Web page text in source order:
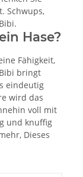
Schwups,
Hase?
Fähigkeit,
bringt
eindeutig
wird das
voll mit
und knuffig
Dieses